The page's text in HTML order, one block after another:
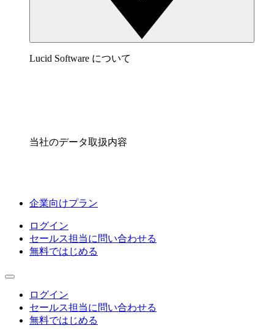
Lucid Software について
当社のデータ取扱内容
企業向けプラン
ログイン
セールス担当に問い合わせる
無料ではじめる
ログイン
セールス担当に問い合わせる
無料ではじめる